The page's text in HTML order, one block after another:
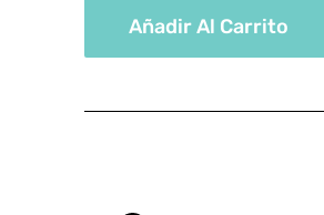
Soldadura
Tig
Añadir Al Carrito